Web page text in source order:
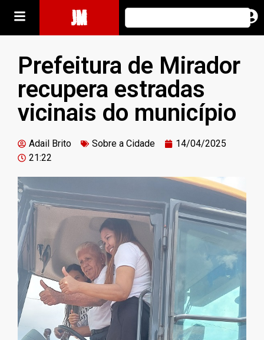
JM
Prefeitura de Mirador
recupera estradas
vicinais do município
Adail Brito Sobre a Cidade
14/04/2025
21:22